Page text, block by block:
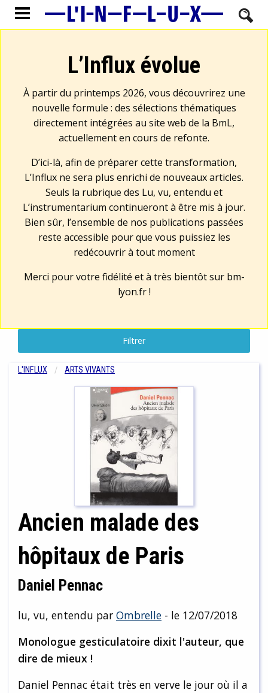
L’Influx évolue
À partir du printemps 2026, vous découvrirez une
nouvelle formule : des sélections thématiques
directement intégrées au site web de la BmL,
actuellement en cours de refonte.
D’ici-là, afin de préparer cette transformation,
L’Influx ne sera plus enrichi de nouveaux articles.
Seuls la rubrique des Lu, vu, entendu et
L’instrumentarium continueront à être mis à jour.
Bien sûr, l’ensemble de nos publications passées
reste accessible pour que vous puissiez les
redécouvrir à tout moment
Merci pour votre fidélité et à très bientôt sur bm-
lyon.fr!
Filtrer
L'INFLUX ARTS VIVANTS
Ancien malade des
hôpitaux de Paris
Daniel Pennac
lu, vu, entendu par Ombrelle - le 12/07/2018
Monologue gesticulatoire dixit l'auteur, que
dire de mieux !
Daniel Pennac était très en verve le jour où il a